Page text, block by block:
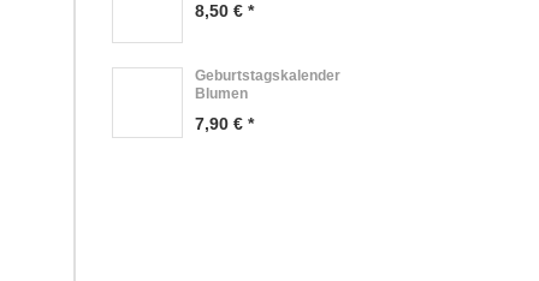
8,50 € *
Geburtstagskalender
Blumen
7,90 € *